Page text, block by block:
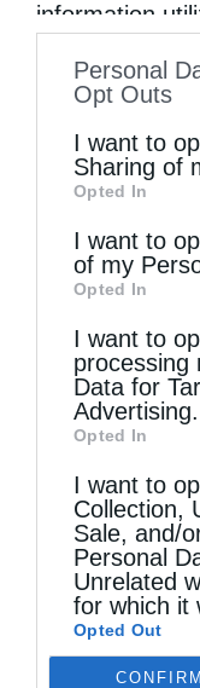
information
to your opt-
information by
of
information
third parties
Downstream
disclose it to
Personal
Opt Outs
I want to
Sharing of
Opted In
I want to
of my
Opted In
I want to
processing
Data for
Advertising.
Opted In
I want to
Collection,
Sale, and/
Personal
Unrelated
for which it
Opted Out
CONFIRM
Τελευταία άρθρα
Ελληνικός
περιέχει ένα
Η πανήγυρις
στη Θεσσαλονίκη
Όταν είσαι